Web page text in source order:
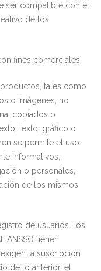
ser compatible con el
de los
fines comerciales;
tales como
o imágenes, no
copiados o
texto, gráfico o
se permite el uso
informativos,
o personales,
de los mismos
de usuarios Los
tienen
la suscripción
de lo anterior, el